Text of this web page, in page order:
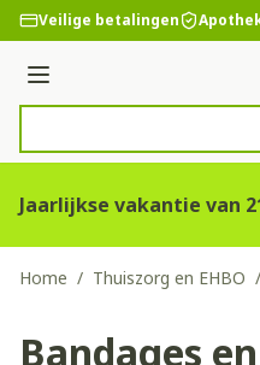
Ga naar de inhoud
Veilige betalingen
Menu
Jaarlijkse vakantie van
Home / Thuiszorg en EHBO /
Bandages